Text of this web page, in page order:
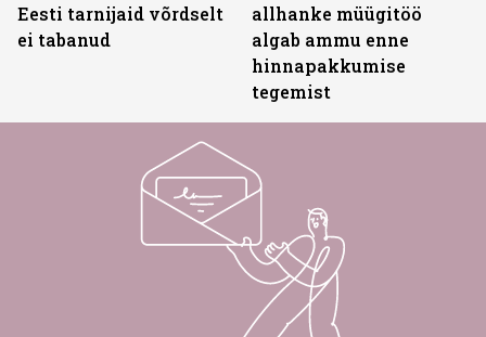
Eesti tarnijaid võrdselt
ei tabanud
allhanke müügitöö
algab ammu enne
hinnapakkumise
tegemist